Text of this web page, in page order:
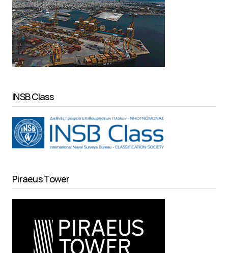
INSB Class
Piraeus Tower